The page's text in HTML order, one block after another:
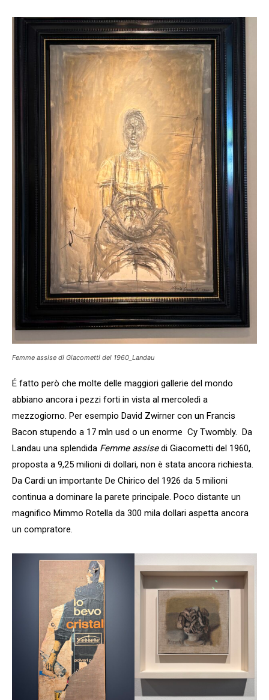
Femme assise di Giacometti del 1960_Landau
É fatto però che molte delle maggiori gallerie del mondo
abbiano ancora i pezzi forti in vista al mercoledì a
mezzogiorno. Per esempio David Zwirner con un Francis
Bacon stupendo a 17 mln usd o un enorme Cy Twombly. Da
Landau una splendida Femme assisedi Giacometti del 1960,
proposta a 9,25 milioni di dollari, non è stata ancora richiesta.
Da Cardi un importante De Chirico del 1926 da 5 milioni
continua a dominare la parete principale. Poco distante un
magnifico Mimmo Rotella da 300 mila dollari aspetta ancora
un compratore.